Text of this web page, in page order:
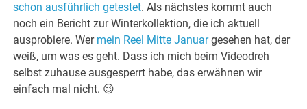
schon ausführlich getestet. Als nächstes kommt auch
noch ein Bericht zur Winterkollektion, die ich aktuell
ausprobiere. Wer mein Reel Mitte Januargesehen hat, der
weiß, um was es geht. Dass ich mich beim Videodreh
selbst zuhause ausgesperrt habe, das erwähnen wir
einfach mal nicht. 😉